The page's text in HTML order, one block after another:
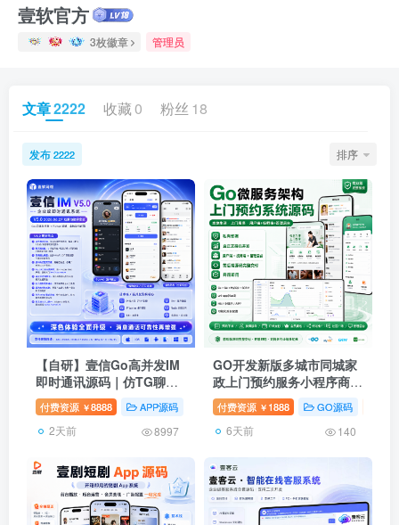
壹软官方
3枚徽章 管理员
文章2222 收藏 0 粉丝 18
发布 2222 排序
【自研】壹信Go高并发IM
即时通讯源码｜仿TG聊天
客服系统通话红包VIP｜离
线推送保上TF
付费资源 ￥8888 APP源码 GO源码 即时通讯
2天前 8997
GO开发新版多城市同城家
政上门预约服务小程序商家
入驻师傅维修保洁技师上门
服务在线派单系统
付费资源 ￥ 1888 GO源码
6天前 140